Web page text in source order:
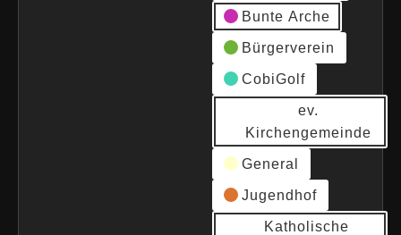
Bunte Arche
Bürgerverein
CobiGolf
ev.
Kirchengemeinde
General
Jugendhof
Katholische